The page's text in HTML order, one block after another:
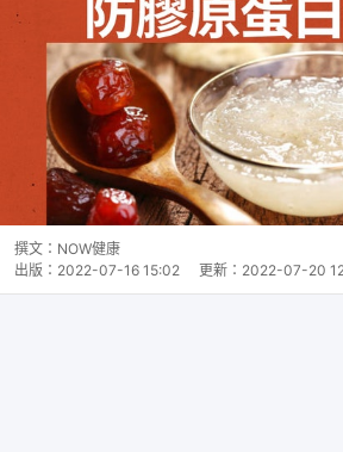
撰文： NOW健康
出版： 2022-07-16 15:02 更新： 2022-07-20